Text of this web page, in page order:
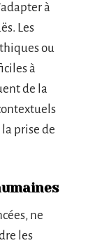
à
Les
ou
à
de la
prise de
ne
les